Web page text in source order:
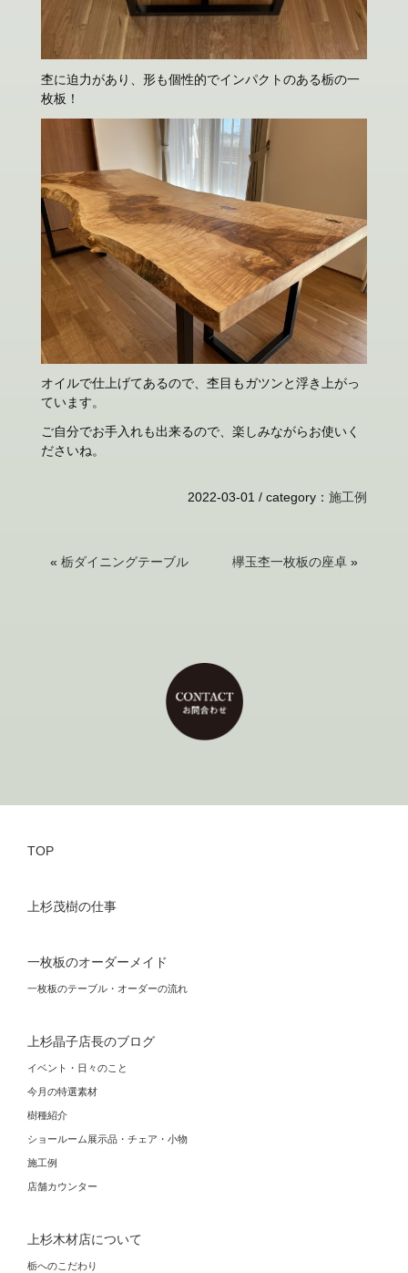
杢に迫力があり、形も個性的でインパクトのある栃の一
枚板！
オイルで仕上げてあるので、杢目もガツンと浮き上がっ
ています。
ご自分でお手入れも出来るので、楽しみながらお使いく
ださいね。
2022-03-01 /category ：施工例
« 栃ダイニングテーブル 欅玉杢一枚板の座卓 »
TOP
上杉茂樹の仕事
一枚板のオーダーメイド
一枚板のテーブル・オーダーの流れ
上杉晶子店長のブログ
イベント・日々のこと
今月の特選素材
樹種紹介
ショールーム展示品・チェア・小物
施工例
店舗カウンター
上杉木材店について
栃へのこだわり